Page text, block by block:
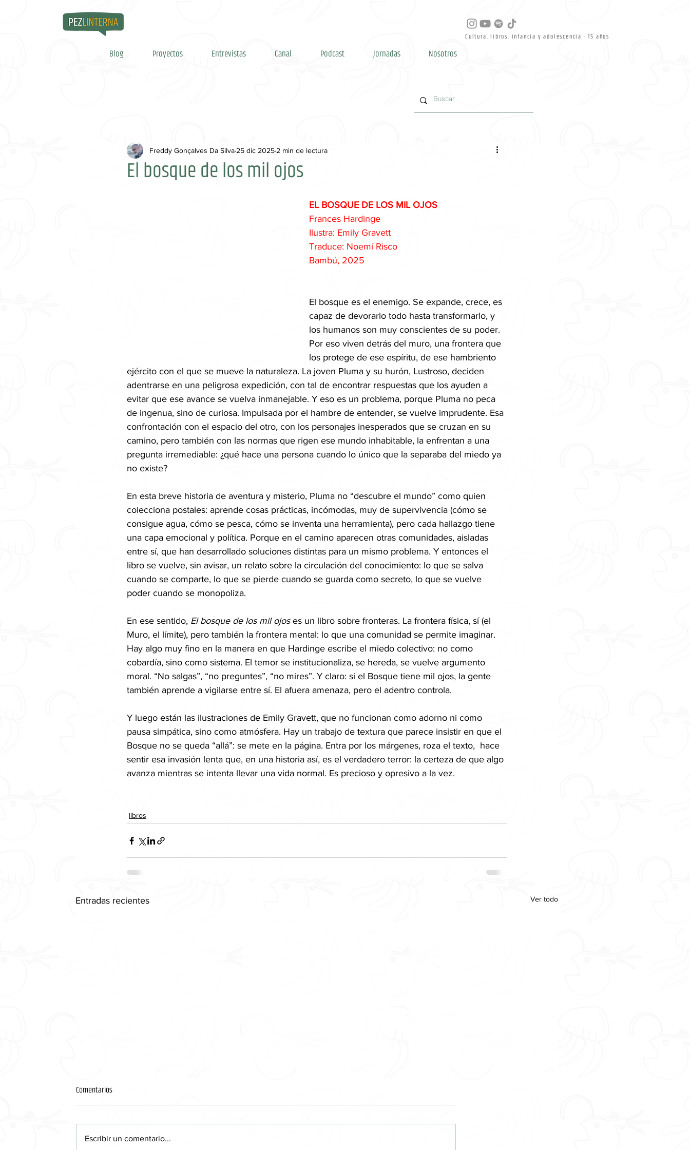
Cultura, libros, infancia y adolescencia · 15 años
Blog Proyectos Entrevistas Canal Podcast Jornadas Nosotros
El bosque de los mil ojos
Freddy Gonçalves Da Silva 25 dic 2025 2 min de lectura
EL BOSQUE DE LOS MIL OJOS
Frances Hardinge
Ilustra: Emily Gravett
Traduce: Noemí Risco
Bambú, 2025
El bosque es el enemigo. Se expande, crece, es
capaz de devorarlo todo hasta transformarlo, y
los humanos son muy conscientes de su poder.
Por eso viven detrás del muro, una frontera que
los protege de ese espíritu, de ese hambriento
ejército con el que se mueve la naturaleza. La joven Pluma y su hurón, Lustroso, deciden
adentrarse en una peligrosa expedición, con tal de encontrar respuestas que los ayuden a
evitar que ese avance se vuelva inmanejable. Y eso es un problema, porque Pluma no peca
de ingenua, sino de curiosa. Impulsada por el hambre de entender, se vuelve imprudente. Esa
confrontación con el espacio del otro, con los personajes inesperados que se cruzan en su
camino, pero también con las normas que rigen ese mundo inhabitable, la enfrentan a una
pregunta irremediable: ¿qué hace una persona cuando lo único que la separaba del miedo ya
no existe?
En esta breve historia de aventura y misterio, Pluma no “descubre el mundo” como quien
colecciona postales: aprende cosas prácticas, incómodas, muy de supervivencia (cómo se
consigue agua, cómo se pesca, cómo se inventa una herramienta), pero cada hallazgo tiene
una capa emocional y política. Porque en el camino aparecen otras comunidades, aisladas
entre sí, que han desarrollado soluciones distintas para un mismo problema. Y entonces el
libro se vuelve, sin avisar, un relato sobre la circulación del conocimiento: lo que se salva
cuando se comparte, lo que se pierde cuando se guarda como secreto, lo que se vuelve
poder cuando se monopoliza.
En ese sentido, El bosque de los mil ojos es un libro sobre fronteras. La frontera física, sí (el
Muro, el límite), pero también la frontera mental: lo que una comunidad se permite imaginar.
Hay algo muy fino en la manera en que Hardinge escribe el miedo colectivo: no como
cobardía, sino como sistema. El temor se institucionaliza, se hereda, se vuelve argumento
moral. “No salgas”, “no preguntes”, “no mires”. Y claro: si el Bosque tiene mil ojos, la gente
también aprende a vigilarse entre sí. El afuera amenaza, pero el adentro controla.
Y luego están las ilustraciones de Emily Gravett, que no funcionan como adorno ni como
pausa simpática, sino como atmósfera. Hay un trabajo de textura que parece insistir en que el
Bosque no se queda “allá”: se mete en la página. Entra por los márgenes, roza el texto,  hace
sentir esa invasión lenta que, en una historia así, es el verdadero terror: la certeza de que algo
avanza mientras se intenta llevar una vida normal. Es precioso y opresivo a la vez.
libros
Entradas recientes Ver todo
Hansel y Gretel
Lo leído 2025
Comentarios
Escribir un comentario...